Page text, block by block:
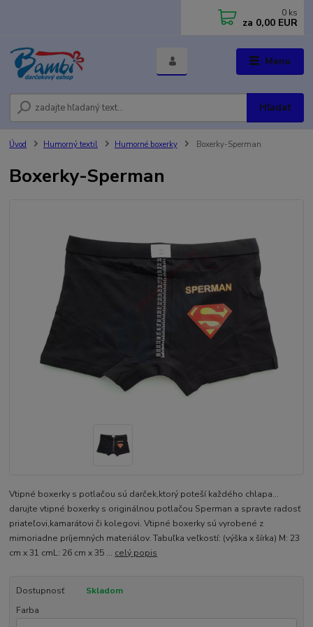
Menu
Hľadať
0 ks
za 0,00 EUR
Úvod Humorný textil Humorné boxerky Boxerky-Sperman
Boxerky-Sperman
Vtipné boxerky s potlačou sú darček,ktorý poteší každého chlapa...
darujte vtipné boxerky s originálnou potlačou Sperman a spravte radosť
priateľovi,kamarátovi či kolegovi. Vtipné boxerky sú vyrobené z
mimoriadne príjemných materiálov. Tabuľka veľkostí: (výška x šírka) M: 23
cm x 31 cmL: 26 cm x 35 ... celý popis
Dostupnosť
Skladom
Farba